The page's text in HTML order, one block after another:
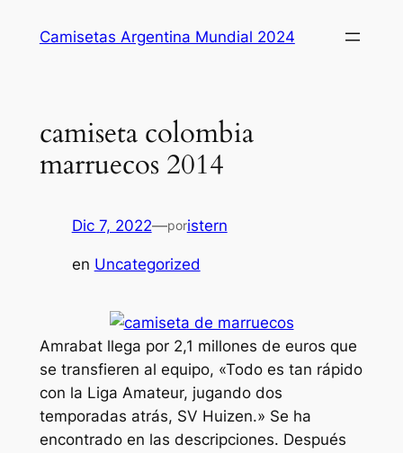
Camisetas Argentina Mundial 2024
camiseta colombia
marruecos 2014
Dic 7, 2022—poristern
en Uncategorized
Amrabat llega por 2,1 millones de euros que
se transfieren al equipo, «Todo es tan rápido
con la Liga Amateur, jugando dos
temporadas atrás, SV Huizen.» Se ha
encontrado en las descripciones. Después